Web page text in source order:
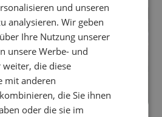
und unseren
analysieren. Wir geben
Ihre Nutzung unserer
unsere Werbe- und
die diese
mit anderen
die Sie ihnen
oder die sie im